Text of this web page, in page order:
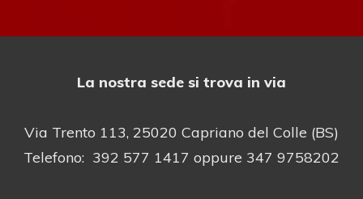
La nostra sede si trova in via
Via Trento 113, 25020 Capriano del Colle (BS)
Telefono: 392 577 1417 oppure 347 9758202